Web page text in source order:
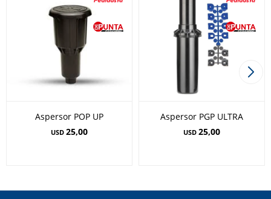
Aspersor POP UP
USD 25,00
Aspersor PGP ULTRA
USD 25,00